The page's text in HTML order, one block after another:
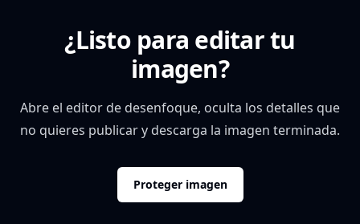
¿Listo para editar tu
imagen?
Abre el editor de desenfoque, oculta los detalles que
no quieres publicar y descarga la imagen terminada.
Proteger imagen